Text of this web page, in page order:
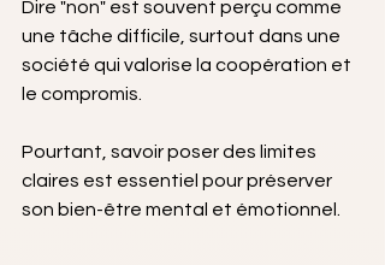
Dire "non" est souvent perçu comme
une tâche difficile, surtout dans une
société qui valorise la coopération et
le compromis.
Pourtant, savoir poser des limites
claires est essentiel pour préserver
son bien-être mental et émotionnel.